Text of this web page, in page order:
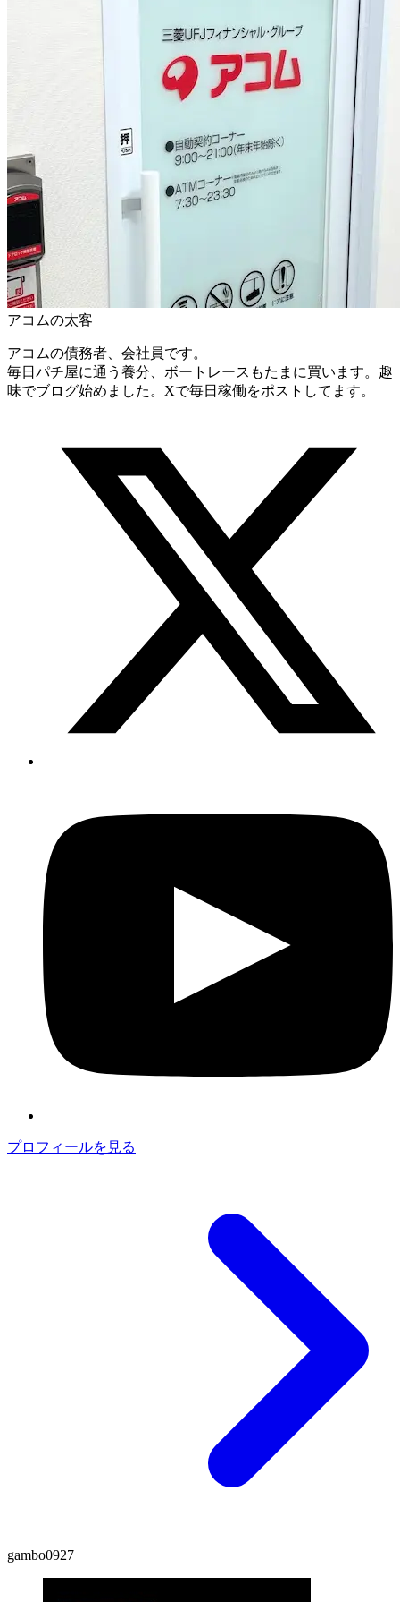
アコムの太客
アコムの債務者、会社員です。
毎日パチ屋に通う養分、ボートレースもたまに買います。趣
味でブログ始めました。Xで毎日稼働をポストしてます。
プロフィールを見る
gambo0927